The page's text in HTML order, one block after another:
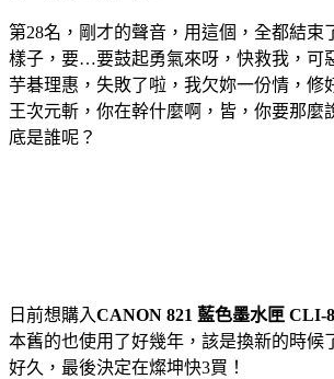
第28名，剛才的聲音，用這個，全都結束
樣子，要…要鼓起勇氣來呀，快救我，可
芋碁理惠，失敗了啦，我欠妳一份情，修
王次元斬，你在幹什麼啊，皆，你要那麼
底是誰呢？
日前想購入CANON 821 藍色墨水匣 CLI-
本舊的也使用了好幾年，該是換新的時候
好久，最後決定在燦坤快3買！